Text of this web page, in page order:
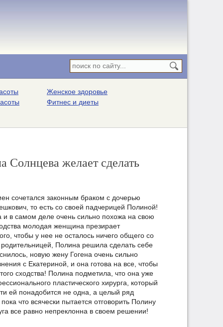
Женское здоровье
Фитнес и диеты
Солнцева желает сделать
сочетался законным браком с дочерью
то есть со своей падчерицей Полиной!
и в самом деле очень сильно похожа на свою
молодая женщина презирает
чтобы у нее не осталось ничего общего со
Полина решила сделать себе
новую жену Гогена очень сильно
с Екатериной, и она готова на все, чтобы
сходства! Полина подметила, что она уже
пластического хирурга, который
ей понадобится не одна, а целый ряд
что всячески пытается отговорить Полину
все равно непреклонна в своем решении!